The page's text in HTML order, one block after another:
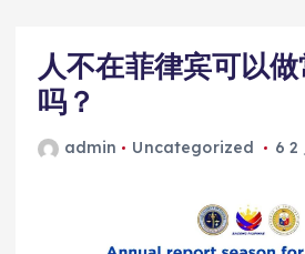
人不在菲律宾可以
吗？
admin Uncategorized 6 2